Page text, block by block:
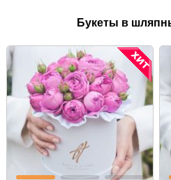
Букеты в